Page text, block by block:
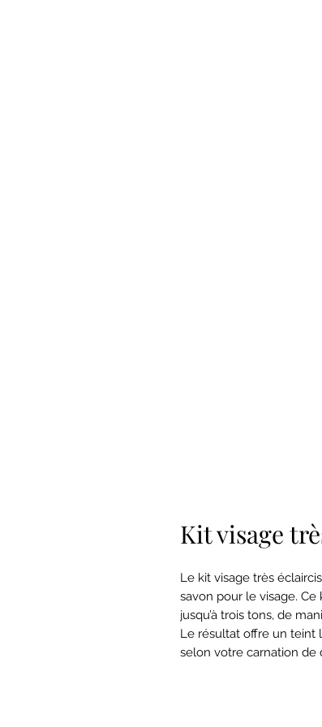
Kit visage
Le kit visage très
savon pour le visage.
jusqu’à trois tons, de
Le résultat offre un teint
selon votre carnation de